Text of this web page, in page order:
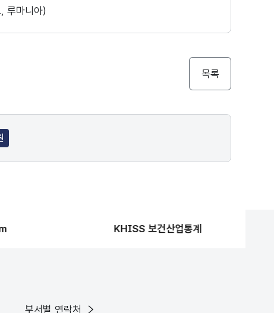
루마니아)
목록
KHISS 보건산업통계
부서별 연락처